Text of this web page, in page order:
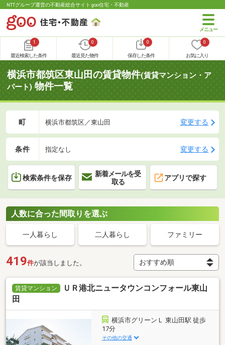
NTTグループ運営の不動産総合サイト goo住宅・不動産
1
最近検索した条件
0
最近見た物件
0
保存した条件
0
お気に入り
横浜市都筑区東山田の賃貸物件(賃貸マンション・ア
パート) 物件一覧
町 横浜市都筑区／東山田 変更する
条件 指定なし 変更する
検索条件を保存
新着メールを受
取る
アプリで探す
人数に合った間取りを選ぶ
一人暮らし 二人暮らし ファミリー
419件が該当しました。
賃貸マンション
ＵＲ港北ニュータウンコンフォール東山
田
横浜市グリーンＬ 東山田駅 徒歩
17分
その他の交通